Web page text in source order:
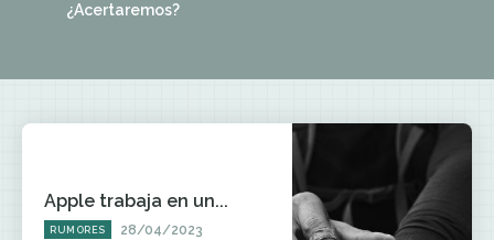
¿Acertaremos?
Apple trabaja en un...
RUMORES 28/04/2023